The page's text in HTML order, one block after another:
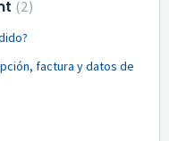
2
factura y datos de